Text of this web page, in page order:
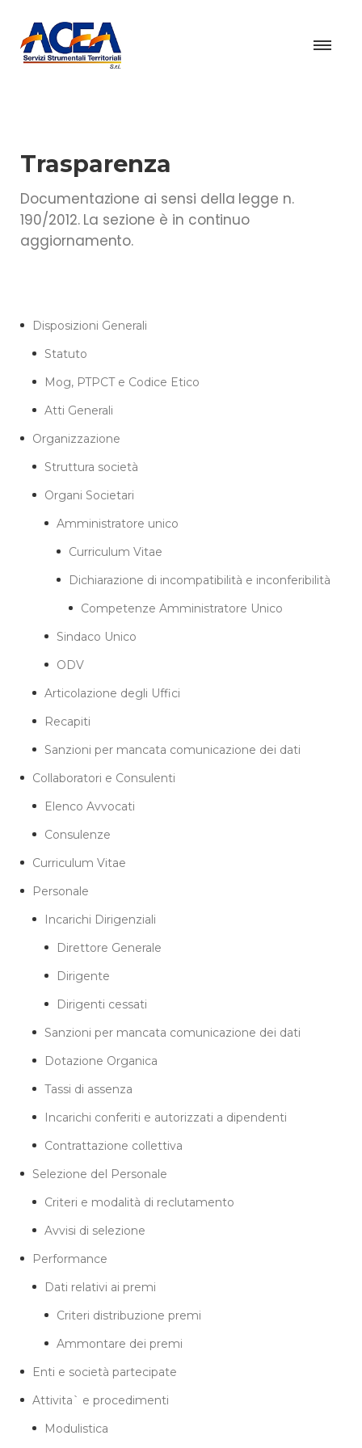
Trasparenza
Documentazione ai sensi della legge n.
190/2012. La sezione è in continuo
aggiornamento.
Disposizioni Generali
Statuto
Mog, PTPCT e Codice Etico
Atti Generali
Organizzazione
Struttura società
Organi Societari
Amministratore unico
Curriculum Vitae
Dichiarazione di incompatibilità e inconferibilità
Competenze Amministratore Unico
Sindaco Unico
ODV
Articolazione degli Uffici
Recapiti
Sanzioni per mancata comunicazione dei dati
Collaboratori e Consulenti
Elenco Avvocati
Consulenze
Curriculum Vitae
Personale
Incarichi Dirigenziali
Direttore Generale
Dirigente
Dirigenti cessati
Sanzioni per mancata comunicazione dei dati
Dotazione Organica
Tassi di assenza
Incarichi conferiti e autorizzati a dipendenti
Contrattazione collettiva
Selezione del Personale
Criteri e modalità di reclutamento
Avvisi di selezione
Performance
Dati relativi ai premi
Criteri distribuzione premi
Ammontare dei premi
Enti e società partecipate
Attivita` e procedimenti
Modulistica